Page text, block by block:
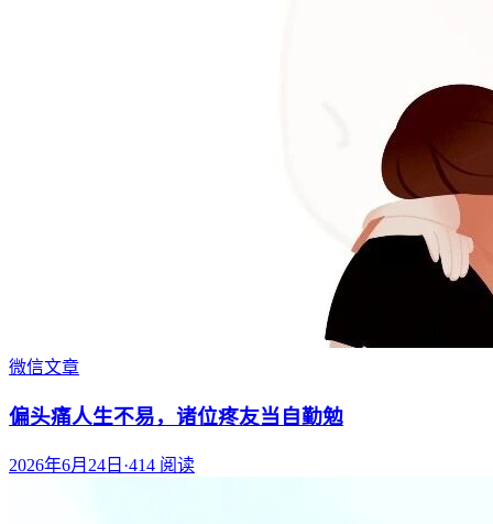
微信文章
偏头痛人生不易，诸位疼友当自勤勉
2026年6月24日 ·414 阅读